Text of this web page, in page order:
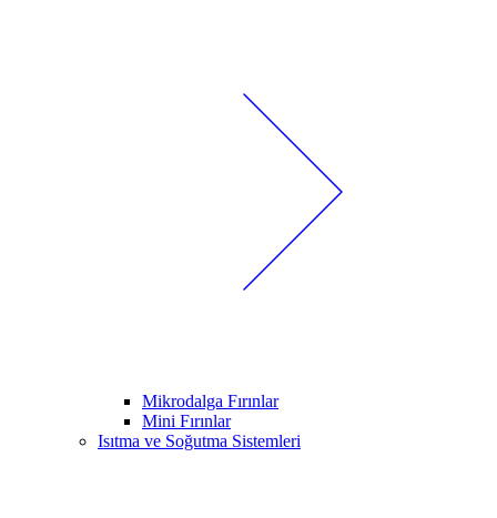
Mikrodalga Fırınlar
Mini Fırınlar
Isıtma ve Soğutma Sistemleri